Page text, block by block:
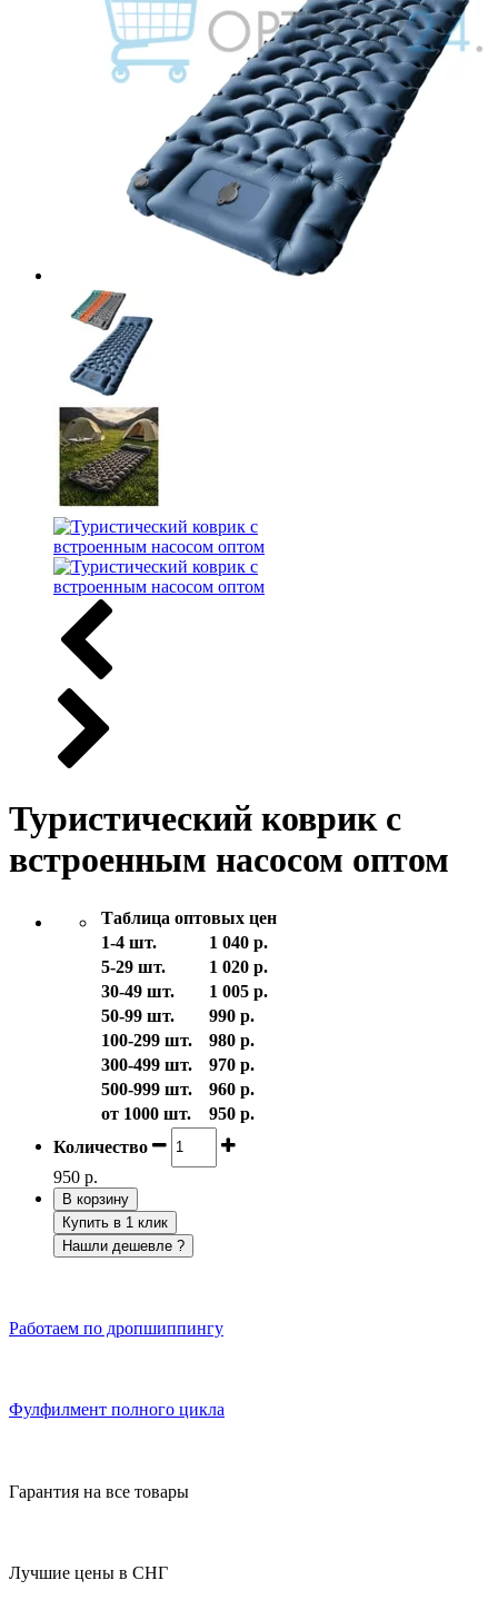
Туристический коврик с
встроенным насосом оптом
Таблица оптовых цен
1-4 шт.
1 040 р.
5-29 шт.
1 020 р.
30-49 шт.
1 005 р.
50-99 шт.
990 р.
100-299 шт.
980 р.
300-499 шт.
970 р.
500-999 шт.
960 р.
от 1000 шт.
950 р.
Количество
950 р.
В корзину
Купить в 1 клик
Нашли дешевле ?
Работаем по дропшиппингу
Фулфилмент полного цикла
Гарантия на все товары
Лучшие цены в СНГ